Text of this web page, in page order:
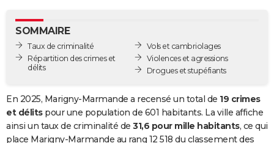
GUIDES D'ACHAT
BONS PLANS
Carte de Noël
Carte Bonne année
Carte Saint-Valentin
Carte Pâques
Carte d'anniversaire
DICTIONNAIRE
Dictionnaire
Biographies
Citations
Expressions
Proverbes
PROGRAMME TV
SOMMAIRE
Taux de criminalité
Répartition des crimes et
délits
Vols et cambriolages
Violences et agressions
Drogues et stupéfiants
En 2025, Marigny-Marmande a recensé un total de 19 crimes
et délitspour une population de 601 habitants. La ville affiche
ainsi un taux de criminalité de 31,6 pour mille habitants, ce qui
place Marigny-Marmande au rang 12 518 du classement des